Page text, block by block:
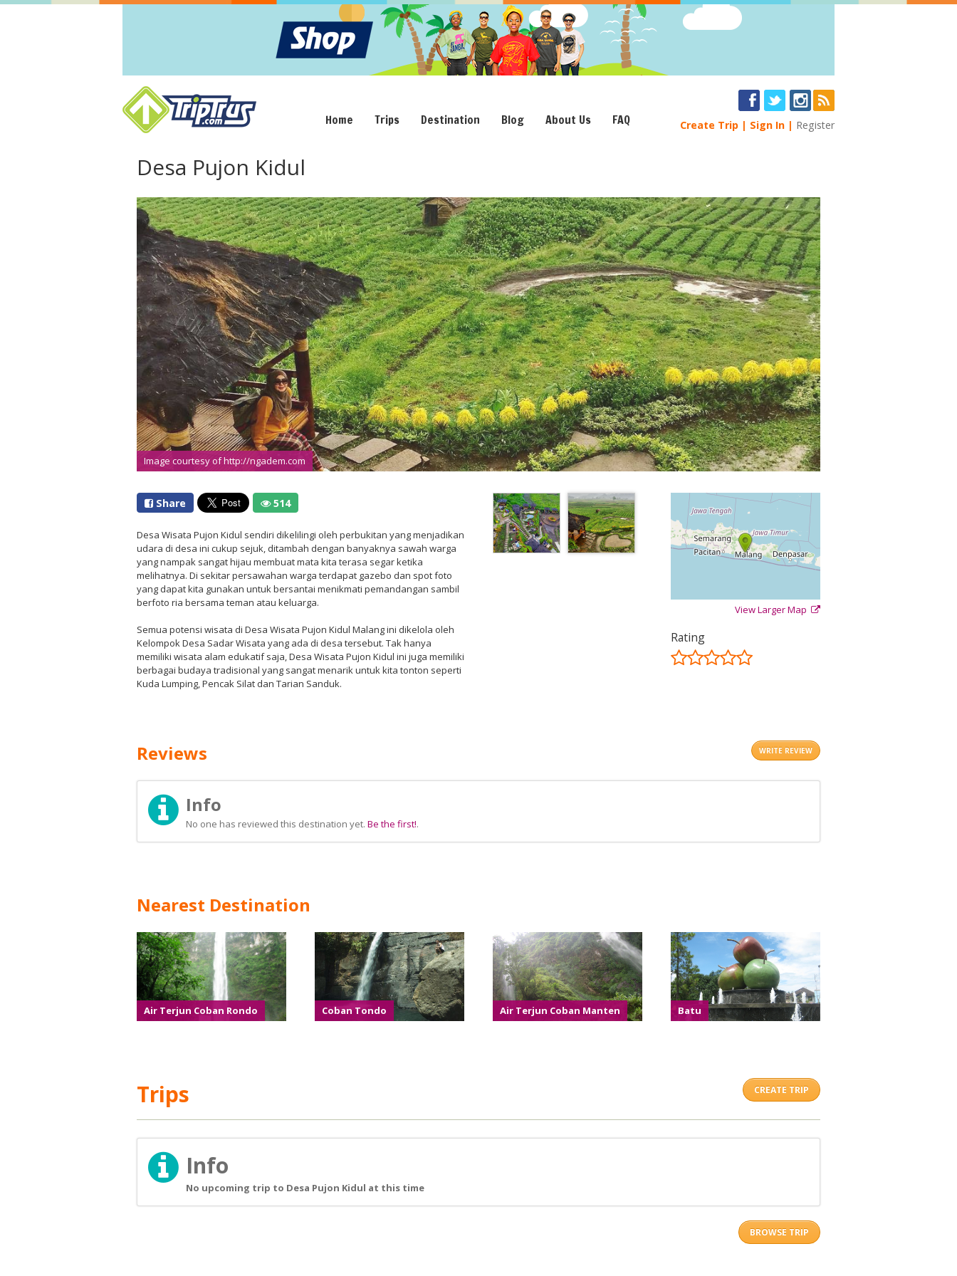
Home Trips Destination Blog About Us FAQ Create Trip Sign In Register
Desa Pujon Kidul
Image courtesy of http://ngadem.com
Share 514
Desa Wisata Pujon Kidul sendiri dikelilingi oleh perbukitan yang menjadikan
udara di desa ini cukup sejuk, ditambah dengan banyaknya sawah warga
yang nampak sangat hijau membuat mata kita terasa segar ketika
melihatnya. Di sekitar persawahan warga terdapat gazebo dan spot foto
yang dapat kita gunakan untuk bersantai menikmati pemandangan sambil
berfoto ria bersama teman atau keluarga.
Semua potensi wisata di Desa Wisata Pujon Kidul Malang ini dikelola oleh
Kelompok Desa Sadar Wisata yang ada di desa tersebut. Tak hanya
memiliki wisata alam edukatif saja, Desa Wisata Pujon Kidul ini juga memiliki
berbagai budaya tradisional yang sangat menarik untuk kita tonton seperti
Kuda Lumping, Pencak Silat dan Tarian Sanduk.
View Larger Map
Rating
WRITE REVIEW
Reviews
Info
No one has reviewed this destination yet. Be the first!.
Nearest Destination
Air Terjun Coban Rondo Coban Tondo Air Terjun Coban Manten Batu
Trips CREATE TRIP
Info
No upcoming trip to Desa Pujon Kidul at this time
BROWSE TRIP